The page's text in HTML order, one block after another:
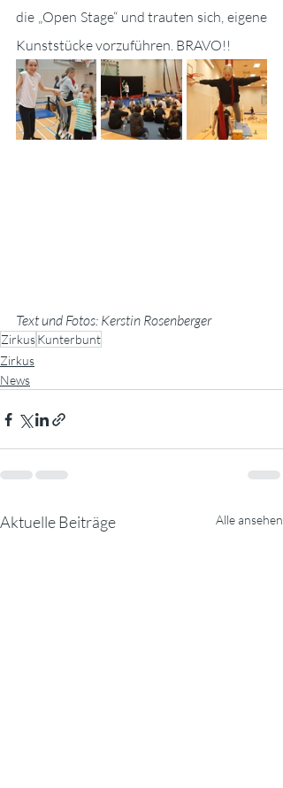
die „Open Stage“ und trauten sich, eigene
Kunststücke vorzuführen. BRAVO!!
Text und Fotos: Kerstin Rosenberger
ZirkusKunterbunt
Zirkus
News
Aktuelle Beiträge Alle ansehen